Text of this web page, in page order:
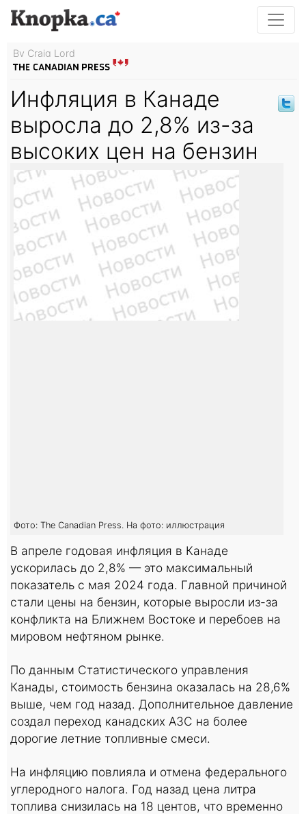
By Craig Lord
Инфляция в Канаде
выросла до 2,8% из-за
высоких цен на бензин
Фото: The Canadian Press. На фото: иллюстрация
В апреле годовая инфляция в Канаде
ускорилась до 2,8% — это максимальный
показатель с мая 2024 года. Главной причиной
стали цены на бензин, которые выросли из-за
конфликта на Ближнем Востоке и перебоев на
мировом нефтяном рынке.
По данным Статистического управления
Канады, стоимость бензина оказалась на 28,6%
выше, чем год назад. Дополнительное давление
создал переход канадских АЗС на более
дорогие летние топливные смеси.
На инфляцию повлияла и отмена федерального
углеродного налога. Год назад цена литра
топлива снизилась на 18 центов, что временно